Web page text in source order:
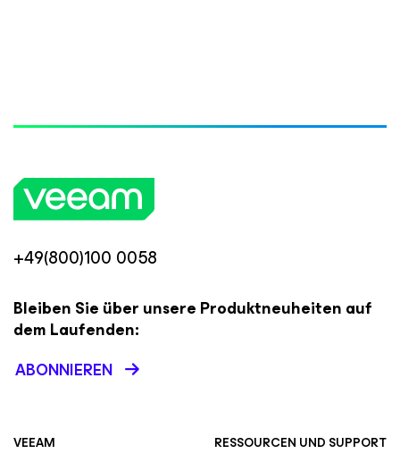
+49(800)100 0058
Bleiben Sie über unsere Produktneuheiten auf
dem Laufenden:
ABONNIEREN
VEEAM
RESSOURCEN UND SUPPORT